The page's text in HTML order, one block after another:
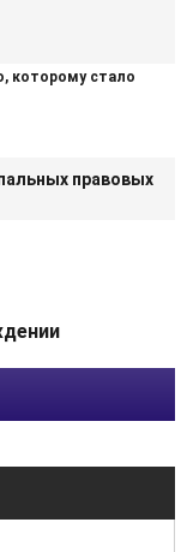
которому стало
правовых